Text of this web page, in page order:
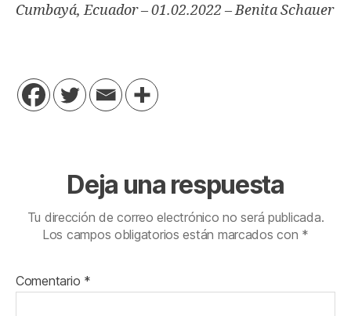
Cumbayá, Ecuador – 01.02.2022 – Benita Schauer
Deja una respuesta
Tu dirección de correo electrónico no será publicada.
Los campos obligatorios están marcados con *
Comentario *